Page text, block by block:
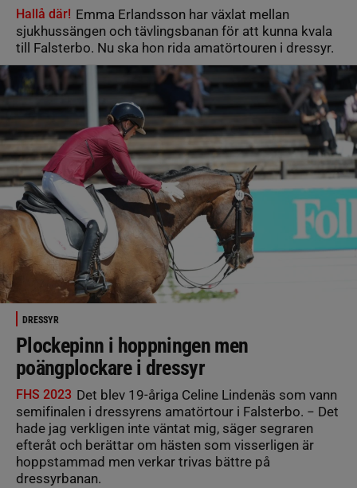
Hallå där! Emma Erlandsson har växlat mellan
sjukhussängen och tävlingsbanan för att kunna kvala
till Falsterbo. Nu ska hon rida amatörtouren i dressyr.
DRESSYR
Plockepinn i hoppningen men
poängplockare i dressyr
FHS 2023 Det blev 19-åriga Celine Lindenäs som vann
semifinalen i dressyrens amatörtour i Falsterbo. − Det
hade jag verkligen inte väntat mig, säger segraren
efteråt och berättar om hästen som visserligen är
hoppstammad men verkar trivas bättre på
dressyrbanan.